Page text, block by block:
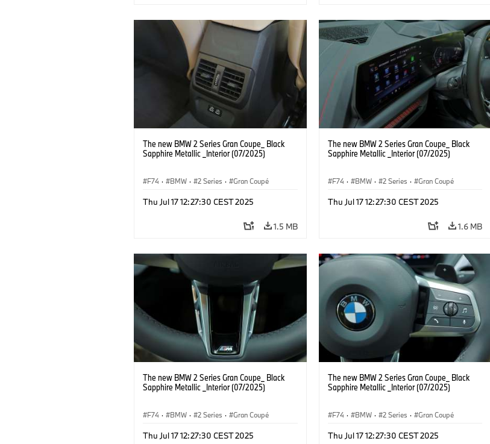
The new BMW 2 Series Gran Coupe_ Black
Sapphire Metallic _Interior (07/2025)
F74 · BMW · 2 Series · Gran Coupé
Thu Jul 17 12:27:30 CEST 2025
1.5 MB
The new BMW 2 Series Gran Coupe_ Black
Sapphire Metallic _Interior (07/2025)
F74 · BMW · 2 Series · Gran Coupé
Thu Jul 17 12:27:30 CEST 2025
1.6 MB
The new BMW 2 Series Gran Coupe_ Black
Sapphire Metallic _Interior (07/2025)
F74 · BMW · 2 Series · Gran Coupé
Thu Jul 17 12:27:30 CEST 2025
The new BMW 2 Series Gran Coupe_ Black
Sapphire Metallic _Interior (07/2025)
F74 · BMW · 2 Series · Gran Coupé
Thu Jul 17 12:27:30 CEST 2025